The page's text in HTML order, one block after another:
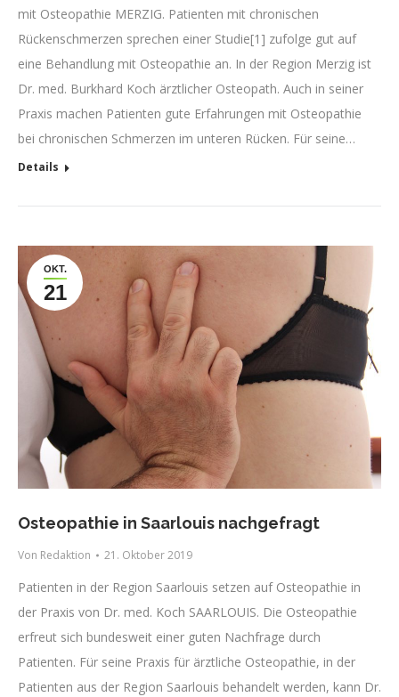
mit Osteopathie MERZIG. Patienten mit chronischen
Rückenschmerzen sprechen einer Studie[1] zufolge gut auf
eine Behandlung mit Osteopathie an. In der Region Merzig ist
Dr. med. Burkhard Koch ärztlicher Osteopath. Auch in seiner
Praxis machen Patienten gute Erfahrungen mit Osteopathie
bei chronischen Schmerzen im unteren Rücken. Für seine…
Details
OKT.
21
Osteopathie in Saarlouis nachgefragt
Von Redaktion 21. Oktober 2019
Patienten in der Region Saarlouis setzen auf Osteopathie in
der Praxis von Dr. med. Koch SAARLOUIS. Die Osteopathie
erfreut sich bundesweit einer guten Nachfrage durch
Patienten. Für seine Praxis für ärztliche Osteopathie, in der
Patienten aus der Region Saarlouis behandelt werden, kann Dr.